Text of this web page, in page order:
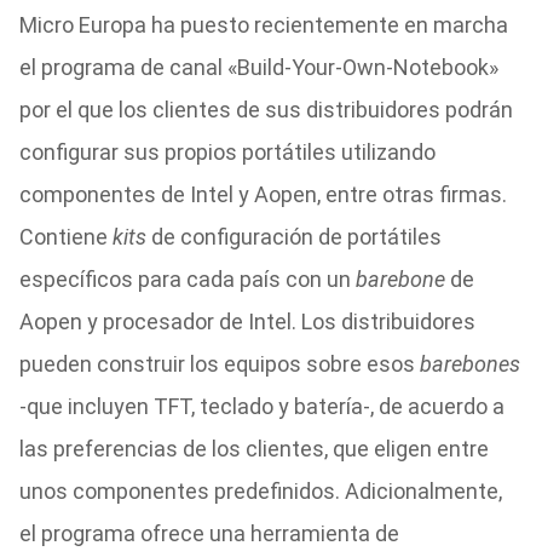
Micro Europa ha puesto recientemente en marcha
el programa de canal «Build-Your-Own-Notebook»
por el que los clientes de sus distribuidores podrán
configurar sus propios portátiles utilizando
componentes de Intel y Aopen, entre otras firmas.
Contiene kitsde configuración de portátiles
específicos para cada país con un barebonede
Aopen y procesador de Intel. Los distribuidores
pueden construir los equipos sobre esos barebones
-que incluyen TFT, teclado y batería-, de acuerdo a
las preferencias de los clientes, que eligen entre
unos componentes predefinidos. Adicionalmente,
el programa ofrece una herramienta de